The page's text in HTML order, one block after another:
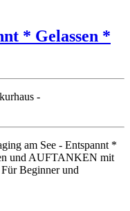
* Gelassen *
-
am See - Entspannt *
und AUFTANKEN mit
Beginner und